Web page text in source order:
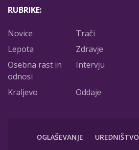
RUBRIKE:
Novice Trači
Lepota
Zdravje
Osebna rast in
odnosi
Intervju
Kraljevo Oddaje
OGLAŠEVANJE UREDNIŠTVO